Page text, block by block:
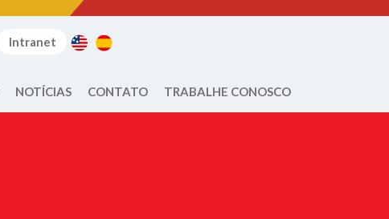
Intranet
NOTÍCIAS CONTATO TRABALHE CONOSCO